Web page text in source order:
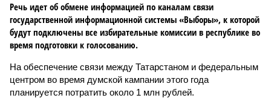
Речь идет об обмене информацией по каналам связи
государственной информационной системы «Выборы», к которой
будут подключены все избирательные комиссии в республике во
время подготовки к голосованию.
На обеспечение связи между Татарстаном и федеральным
центром во время думской кампании этого года
планируется потратить около 1 млн рублей.